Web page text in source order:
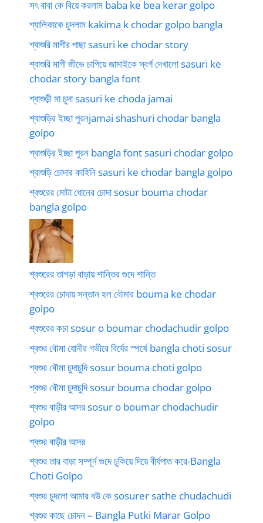
সৎ বাবা কে বিয়ে করলাম baba ke bea kerar golpo
শ্যালিকাকে চুদলাম kakima k chodar golpo bangla
শ্বাশুরি মাগীর পাছা sasuri ke chodar story
শ্বাশুরি মাগী জীভে চাপিয়ে জামাইকে স্বর্গ দেখালো sasuri ke
chodar story bangla font
শ্বাশুড়ী মা চুদা sasuri ke choda jamai
শ্বাশুড়ির ইচ্ছা পুরনjamai shashuri chodar bangla
golpo
শ্বাশুড়ির ইচ্ছা পুরন bangla font sasuri chodar golpo
শ্বাশুড়ি চোদার কাহিনি sasuri ke chodar bangla golpo
শ্বশুরের মোটা ধোনের চোদা sosur bouma chodar
bangla golpo
শ্বশুরের তাগড়া বাড়ায় শান্তির গুদে শান্তি
শ্বশুরের চোদায় সন্তান হল বৌমার bouma ke chodar
golpo
শ্বশুরের কচা sosur o boumar chodachudir golpo
শ্বশুর বৌমা যোনীর গভীরে বির্যের স্পর্ষে bangla choti sosur
শ্বশুর বৌমা চুদাচুদি sosur bouma choti golpo
শ্বশুর বৌমা চুদাচুদি sosur bouma chodar golpo
শ্বশুর বাড়ীর আদর sosur o boumar chodachudir
golpo
শ্বশুর বাড়ীর আদর
শ্বশুর তার বাড়া সম্পূর্ন গুদে ঢুকিয়ে দিয়ে বীর্যপাত করে-Bangla
Choti Golpo
শ্বশুর চুদলো আমার বউ কে sosurer sathe chudachudi
শ্বশুর কাছে চোদন – Bangla Putki Marar Golpo